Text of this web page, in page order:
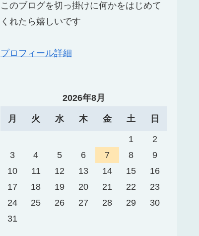
このブログを切っ掛けに何かをはじめて
くれたら嬉しいです
プロフィール詳細
2026年8月
月 火 水 木 金 土 日
1
2
3
4 5 6 7 8
9
10
11 12 13 14 15
16
17
18 19 20 21 22
23
24
25 26 27 28 29
30
31